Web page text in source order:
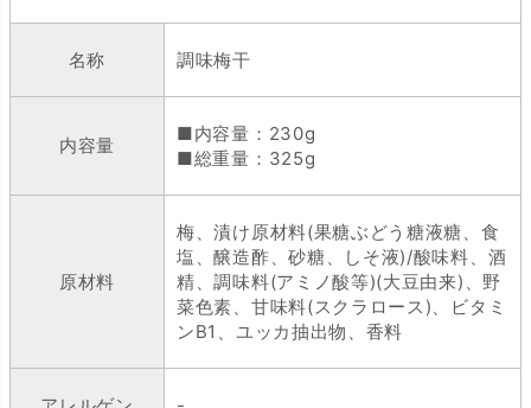
名称 調味梅干
内容量
■内容量：230g
■総重量：325g
原材料
梅、漬け原材料(果糖ぶどう糖液糖、食
塩、醸造酢、砂糖、しそ液)/酸味料、酒
精、調味料(アミノ酸等)(大豆由来)、野
菜色素、甘味料(スクラロース)、ビタミ
ンB1、ユッカ抽出物、香料